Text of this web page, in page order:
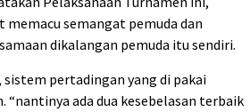
memacu semangat pemuda dan
dikalangan pemuda itu sendiri.
sistem pertadingan yang di pakai
“nantinya ada dua kesebelasan terbaik